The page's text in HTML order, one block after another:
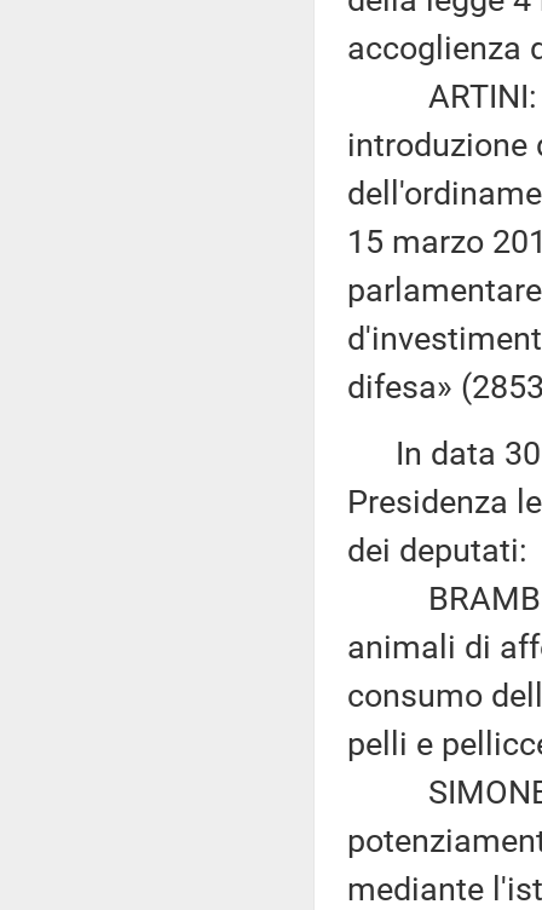
accoglienza
ARTINI:
introduzione
15 marzo
difesa»
In data 30
Presidenza
dei deputati:
animali di
consumo
pelli e
SIMONE
mediante